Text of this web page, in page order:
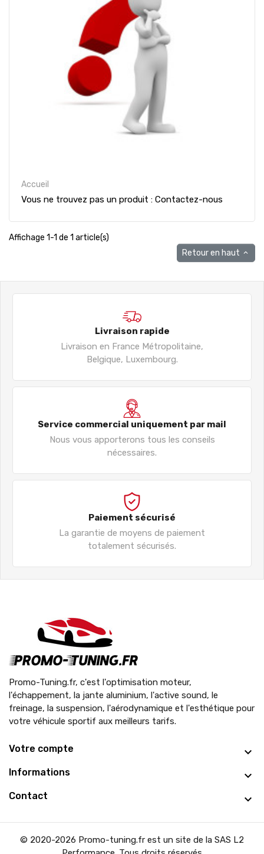
Accueil
Vous ne trouvez pas un produit : Contactez-nous
Affichage 1-1 de 1 article(s)
Retour en haut 
Livraison rapide
Livraison en France Métropolitaine,
Belgique, Luxembourg.
Service commercial uniquement par mail
Nous vous apporterons tous les conseils
nécessaires.
Paiement sécurisé
La garantie de moyens de paiement
totalement sécurisés.
Promo-Tuning.fr, c'est l'optimisation moteur,
l'échappement, la jante aluminium, l'active sound, le
freinage, la suspension, l'aérodynamique et l'esthétique pour
votre véhicule sportif aux meilleurs tarifs.
Votre compte
Informations
Contact
© 2020-2026 Promo-tuning.fr est un site de la SAS L2